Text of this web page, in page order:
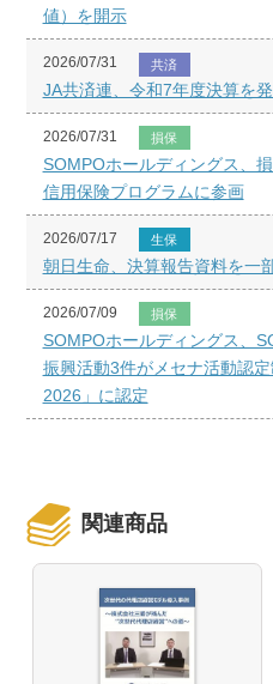
値）を開示
2026/07/31 共済
JA共済連、令和7年度決算を
2026/07/31 損保
SOMPOホールディングス、
信用保険プログラムに参画
2026/07/17 生保
朝日生命、決算報告資料を一
2026/07/09 損保
SOMPOホールディングス、
振興活動3件がメセナ活動認
2026」に認定
関連商品